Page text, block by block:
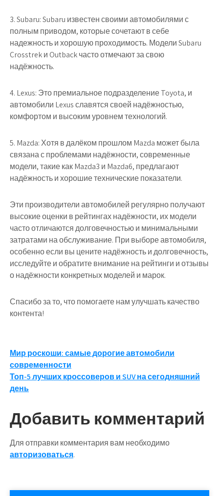
3. Subaru: Subaru известен своими автомобилями с
полным приводом, которые сочетают в себе
надежность и хорошую проходимость. Модели Subaru
Crosstrek и Outback часто отмечают за свою
надёжность.
4. Lexus: Это премиальное подразделение Toyota, и
автомобили Lexus славятся своей надёжностью,
комфортом и высоким уровнем технологий.
5. Mazda: Хотя в далёком прошлом Mazda может была
связана с проблемами надёжности, современные
модели, такие как Mazda3 и Mazda6, предлагают
надёжность и хорошие технические показатели.
Эти производители автомобилей регулярно получают
высокие оценки в рейтингах надёжности, их модели
часто отличаются долговечностью и минимальными
затратами на обслуживание. При выборе автомобиля,
особенно если вы цените надёжность и долговечность,
исследуйте и обратите внимание на рейтинги и отзывы
о надёжности конкретных моделей и марок.
Спасибо за то, что помогаете нам улучшать качество
контента!
Навигация
по
записям
Мир роскоши: самые дорогие автомобили
современности
Топ-5 лучших кроссоверов и SUV на сегодняшний
день
Добавить комментарий
Для отправки комментария вам необходимо
авторизоваться.